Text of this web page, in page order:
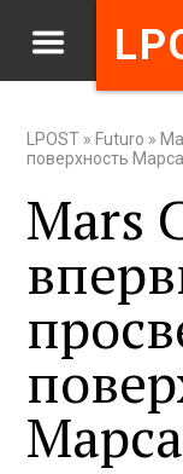
LPOST » Futuro »
поверхность Марса
Mars
Марса